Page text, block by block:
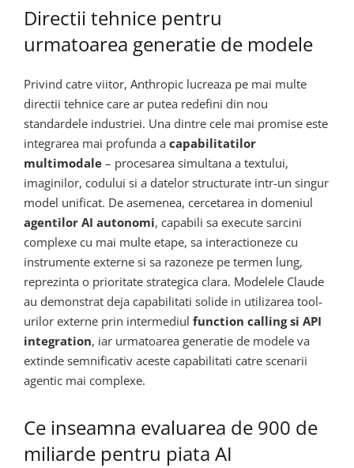
Directii tehnice pentru
urmatoarea generatie de modele
Privind catre viitor, Anthropic lucreaza pe mai multe
directii tehnice care ar putea redefini din nou
standardele industriei. Una dintre cele mai promise este
integrarea mai profunda a capabilitatilor
multimodale – procesarea simultana a textului,
imaginilor, codului si a datelor structurate intr-un singur
model unificat. De asemenea, cercetarea in domeniul
agentilor AI autonomi, capabili sa execute sarcini
complexe cu mai multe etape, sa interactioneze cu
instrumente externe si sa razoneze pe termen lung,
reprezinta o prioritate strategica clara. Modelele Claude
au demonstrat deja capabilitati solide in utilizarea tool-
urilor externe prin intermediul function calling si API
integration, iar urmatoarea generatie de modele va
extinde semnificativ aceste capabilitati catre scenarii
agentic mai complexe.
Ce inseamna evaluarea de 900 de
miliarde pentru piata AI